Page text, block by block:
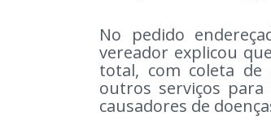
No pedido
vereador explicou
total, com coleta de
outros serviços
causadores de